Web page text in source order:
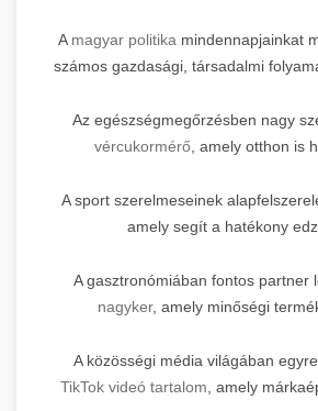
A magyar politika mindennapjainkat
számos gazdasági, társadalmi
Az egészségmegőrzésben nagy
vércukormérő, amely otthon is
A sport szerelmeseinek
amely segít a hatékony
A gasztronómiában fontos partner
nagyker, amely minőségi
A közösségi média világában
TikTok videó tartalom , amely